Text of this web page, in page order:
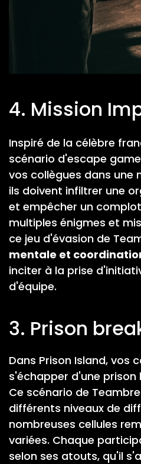
4. Mission
Inspiré de la célèbre
scénario d'escape
vos collègues dans une
ils doivent infiltrer une
et empêcher un
multiples énigmes et
ce jeu d'évasion de
mentale et
inciter à la prise
d'équipe.
3. Prison
Dans Prison Island, vos
s'échapper d'une
Ce scénario de
différents niveaux de
nombreuses cellules
variées. Chaque
selon ses atouts, qu'il